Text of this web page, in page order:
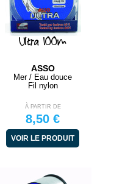
Ultra 100m
ASSO
Mer / Eau douce
Fil nylon
À PARTIR DE
8,50 €
VOIR LE PRODUIT